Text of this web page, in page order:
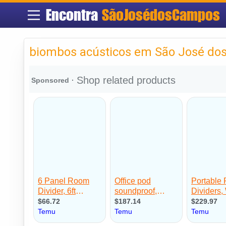
Encontra SãoJosédosCampos
biombos acústicos em São José